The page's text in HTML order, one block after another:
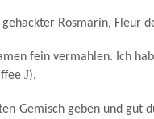
Rosmarin, Fleur
fein vermahlen. Ich
J).
Gemisch geben und gut